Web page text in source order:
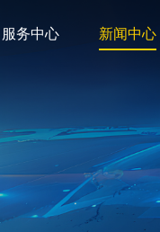
服务中心 新闻中心